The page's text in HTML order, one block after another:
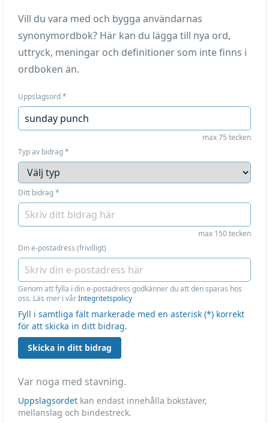
Vill du vara med och bygga användarnas
synonymordbok? Här kan du lägga till nya ord,
uttryck, meningar och definitioner som inte finns i
ordboken än.
Uppslagsord*
max 75 tecken
Typ av bidrag*
Ditt bidrag*
max 150 tecken
Din e-postadress (frivilligt)
Genom att fylla i din e-postadress godkänner du att den sparas hos
oss. Läs mer i vårIntegritetspolicy
Fyll i samtliga fält markerade med en asterisk (*) korrekt
för att skicka in ditt bidrag.
Skicka in ditt bidrag
Var noga med stavning.
Uppslagsordet kan endast innehålla bokstäver,
mellanslag och bindestreck.